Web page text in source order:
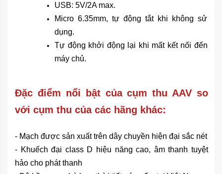
USB: 5V/2A max.
Micro 6.35mm, tự động tắt khi không sử
dụng.
Tự động khởi động lại khi mất kết nối đến
máy chủ.
Đặc điểm nổi bật của cụm thu AAV so
với cụm thu của các hãng khác:
- Mạch được sản xuất trên dây chuyền hiện đại sắc nét
- Khuếch đại class D hiệu năng cao, âm thanh tuyệt
hảo cho phát thanh